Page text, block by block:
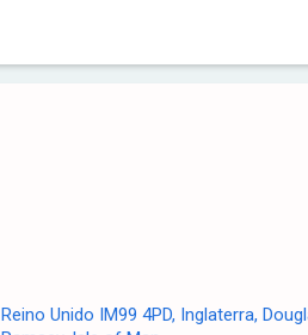
Reino Unido IM99 4PD, Inglaterra,